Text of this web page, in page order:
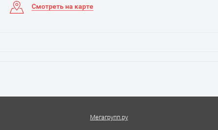
Смотреть на карте
Мегагрупп.ру